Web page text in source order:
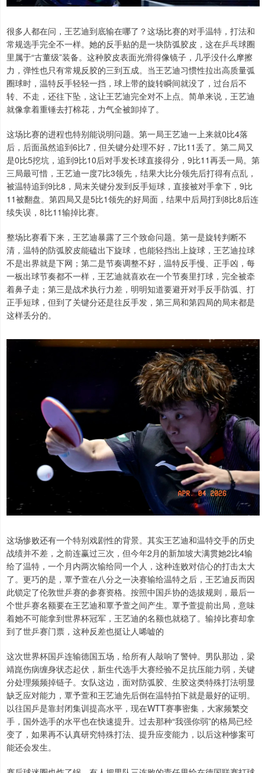
很多人都在问，王艺迪到底输在哪了？这场比赛的对手温特，打法和
常规选手完全不一样。她的反手贴的是一块防弧胶皮，这在乒乓球圈
里属于“古董级”装备。这种胶皮表面光滑得像镜子，几乎没什么摩擦
力，弹性也只有常规反胶的三到五成。当王艺迪习惯性拉出高质量弧
圈球时，温特反手轻轻一挡，球上带的旋转瞬间就没了，过台后不
转、不走，还往下坠，这让王艺迪完全对不上点。简单来说，王艺迪
就像拿着重锤去打棉花，力气全被卸掉了。
这场比赛的进程也特别能说明问题。第一局王艺迪一上来就0比4落
后，后面虽然追到6比7，但关键分处理不好，7比11丢了。第二局又
是0比5挖坑，追到9比10后对手发长球直接得分，9比11再丢一局。第
三局最可惜，王艺迪一度7比3领先，结果大比分领先后打得有点乱，
被温特追到9比8，局末关键分发到反手短球，直接被对手拿下，9比
11被翻盘。第四局又是5比1领先的好局面，结果中后局打到8比8后连
续失误，8比11输掉比赛。
整场比赛看下来，王艺迪暴露了三个致命问题。第一是旋转判断不
清，温特的防弧胶皮能磕出下旋球，也能轻挡出上旋球，王艺迪拉球
不是出界就是下网；第二是节奏调整不好，温特反手慢、正手凶，每
一板出球节奏都不一样，王艺迪就喜欢在一个节奏里打球，完全被牵
着鼻子走；第三是战术执行力差，明明知道要避开对手反手防弧、打
正手短球，但到了关键分还是往反手发，第三局和第四局的局末都是
这样丢分的。
这场惨败还有一个特别戏剧性的背景。其实王艺迪和温特交手的历史
战绩并不差，之前连赢过三次，但今年2月的新加坡大满贯她2比4输
给了温特，一个月内两次输给同一个人，这种连败对信心的打击太大
了。更巧的是，覃予萱在八分之一决赛输给温特之后，王艺迪反而因
此锁定了伦敦世乒赛的参赛资格。按照中国乒协的选拔规则，最后一
个世乒赛名额要在王艺迪和覃予萱之间产生。覃予萱提前出局，意味
着她不可能拿到世界杯冠军，王艺迪的名额也就稳了。输掉比赛却拿
到了世乒赛门票，这种反差也挺让人唏嘘的
这次世界杯国乒连输德国五场，给所有人敲响了警钟。男队那边，梁
靖崑伤病缠身状态起伏，新生代选手大赛经验不足抗压能力弱，关键
分处理频频掉链子。女队这边，面对防弧胶、生胶这类特殊打法明显
缺乏应对能力，覃予萱和王艺迪先后倒在温特拍下就是最好的证明。
以往国乒是靠封闭集训提高水平，现在WTT赛事密集，大家频繁交
手，国外选手的水平也在快速提升。过去那种“我强你弱”的格局已经
变了，如果再不认真研究特殊打法、提升应变能力，以后这种惨案可
能还会发生。